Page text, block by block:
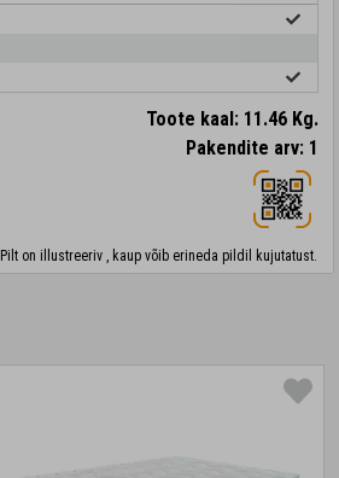
Toote kaal: 11.46 Kg.
Pakendite arv: 1
Pilt on illustreeriv , kaup võib erineda pildil kujutatust.